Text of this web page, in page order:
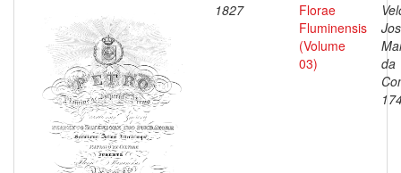
1827
Florae
Fluminensis
(Volume
03)
da